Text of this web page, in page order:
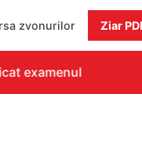
zvonurilor Ziar
examenul